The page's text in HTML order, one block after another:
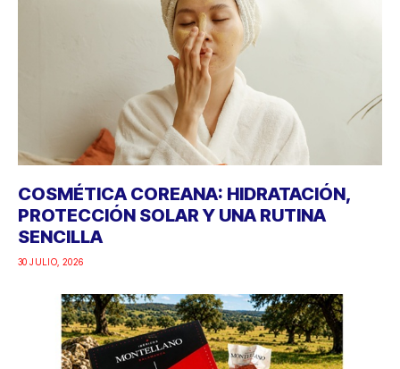
COSMÉTICA COREANA: HIDRATACIÓN,
PROTECCIÓN SOLAR Y UNA RUTINA
SENCILLA
30 JULIO, 2026